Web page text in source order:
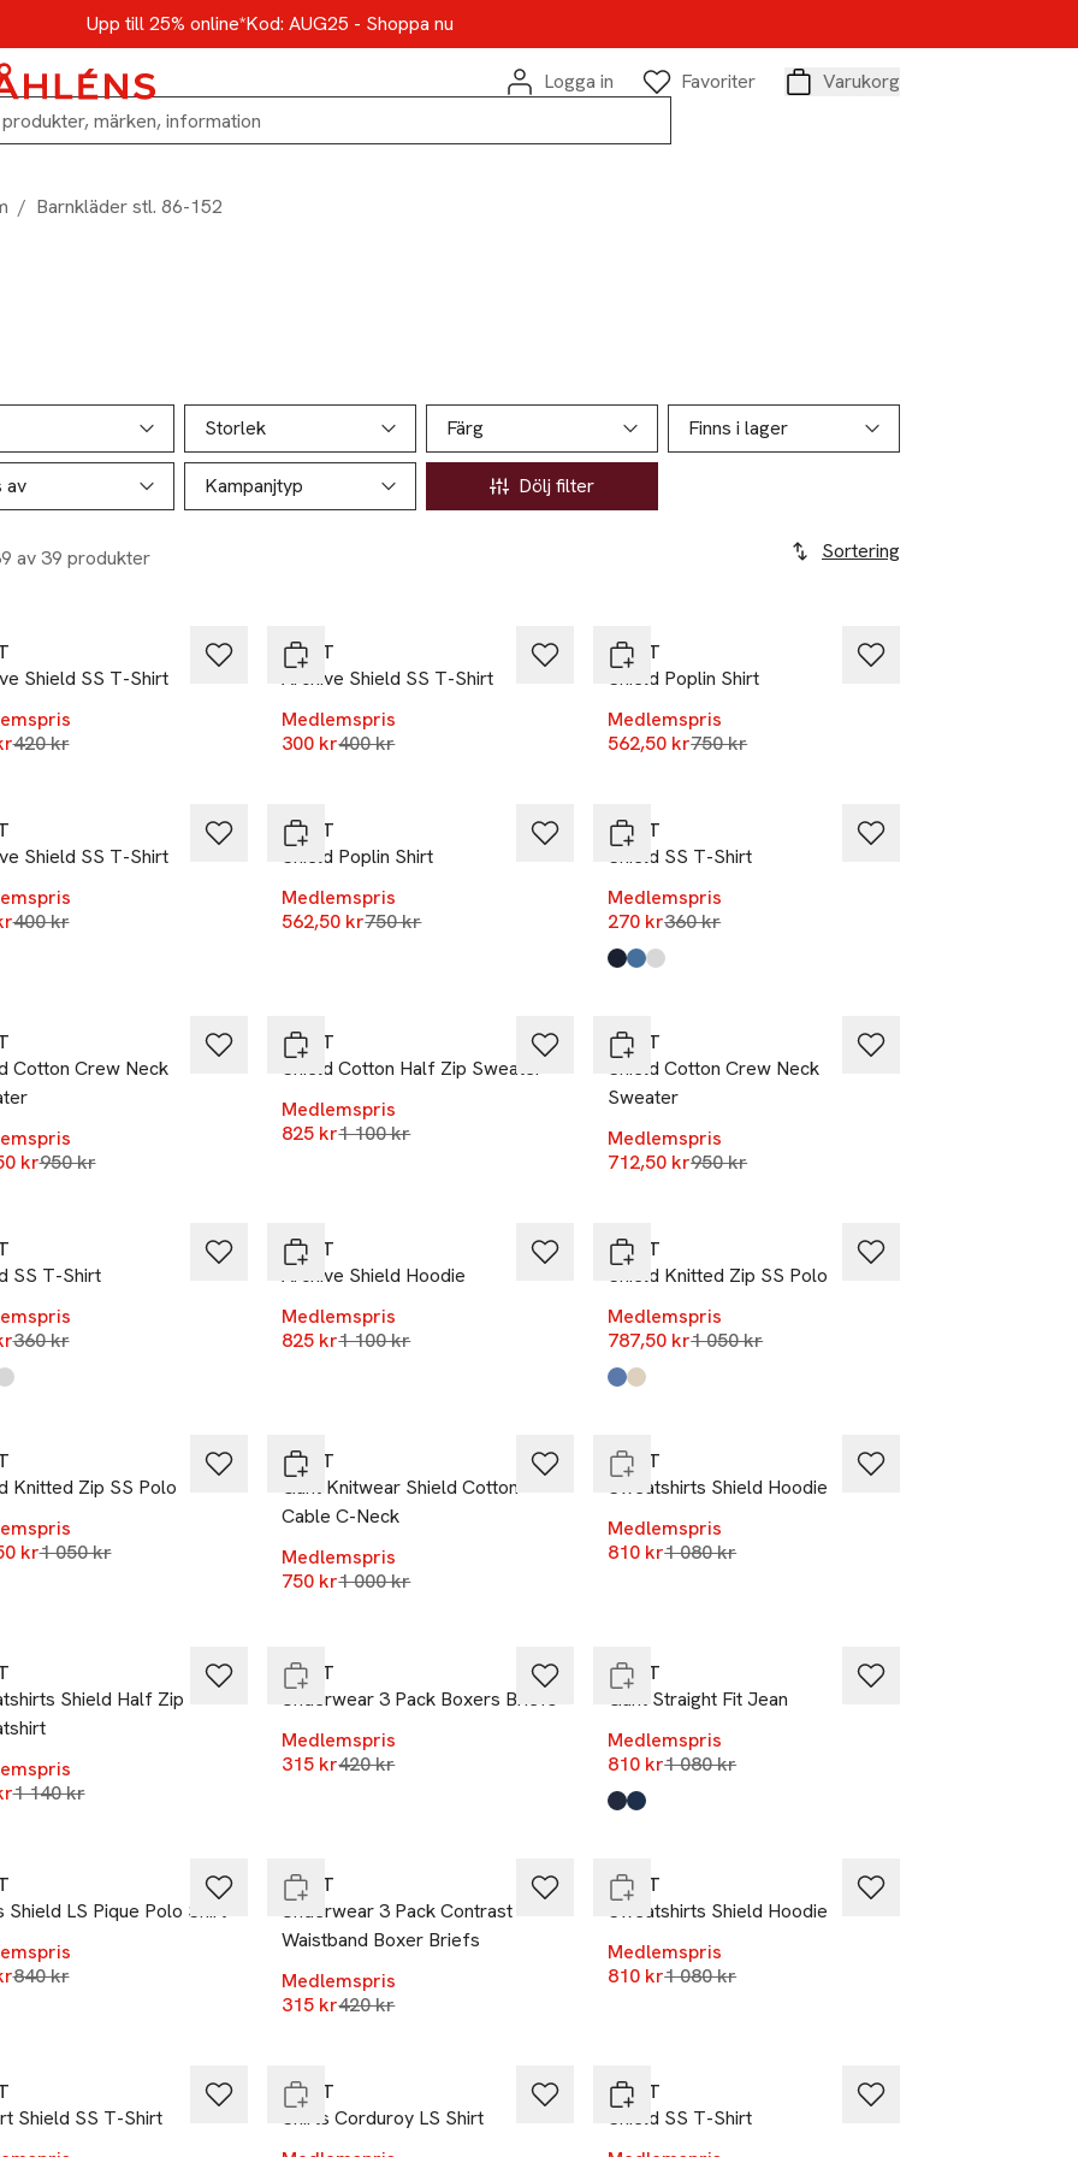
Upp till 25% online*Kod: AUG25 - Shoppa nu
Logga in
Favoriter
Varukorg
/ Barnkläder stl. 86-152
produktsidan
Storlek Färg Finns i lager
av Kampanjtyp Dölj filter
av 39 produkter Sortering
produkter
Shield SS T-Shirt
Lägsta pris 30 dagar
420 kr
GANT
Archive Shield SS T-Shirt
Medlemspris
300 krLägsta pris 30 dagar
400 kr
GANT
Shield Poplin Shirt
Medlemspris
562,50 krLägsta pris 30 dagar
750 kr
Shield SS T-Shirt
Lägsta pris 30 dagar
400 kr
GANT
Shield Poplin Shirt
Medlemspris
562,50 krLägsta pris 30 dagar
750 kr
-25%
GANT
Shield SS T-Shirt
Medlemspris
270 krLägsta pris 30 dagar
360 kr
Produkten finns i färgerna:
Evening Blue
Salty Sea
White,
Cotton Crew Neck
krLägsta pris 30 dagar
950 kr
GANT
Shield Cotton Half Zip Sweater
Medlemspris
825 krLägsta pris 30 dagar
1 100 kr
GANT
Shield Cotton Crew Neck
Sweater
Medlemspris
712,50 krLägsta pris 30 dagar
950 kr
SS T-Shirt
Lägsta pris 30 dagar
360 kr
finns i färgerna:
Blue
,
GANT
Archive Shield Hoodie
Medlemspris
825 krLägsta pris 30 dagar
1 100 kr
GANT
Shield Knitted Zip SS Polo
Medlemspris
787,50 krLägsta pris 30 dagar
1 050 kr
Produkten finns i färgerna:
Faded Denim
Creamed White
Knitted Zip SS Polo
krLägsta pris 30 dagar
1 050 kr
finns i färgerna:
White
Denim
GANT
Gant Knitwear Shield Cotton
Cable C-Neck
Medlemspris
750 krLägsta pris 30 dagar
1 000 kr
-25%
Nyhet
GANT
Sweatshirts Shield Hoodie
Medlemspris
810 krLägsta pris 30 dagar
1 080 kr
Shield Half Zip
Lägsta pris 30 dagar
1 140 kr
-25%
Nyhet
GANT
Underwear 3 Pack Boxers Briefs
Medlemspris
315 krLägsta pris 30 dagar
420 kr
-25%
GANT
Gant Straight Fit Jean
Medlemspris
810 krLägsta pris 30 dagar
1 080 kr
Produkten finns i färgerna:
Rinse Wash
Mid Wash
Shield LS Pique Polo Shirt
Lägsta pris 30 dagar
840 kr
-25%
GANT
Underwear 3 Pack Contrast
Waistband Boxer Briefs
Medlemspris
315 krLägsta pris 30 dagar
420 kr
-25%
Nyhet
GANT
Sweatshirts Shield Hoodie
Medlemspris
810 krLägsta pris 30 dagar
1 080 kr
Shield SS T-Shirt
-25%
Nyhet
GANT
Shirts Corduroy LS Shirt
GANT
Shield SS T-Shirt